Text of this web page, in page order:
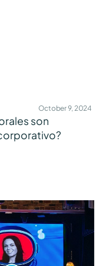
October 9, 2024
son